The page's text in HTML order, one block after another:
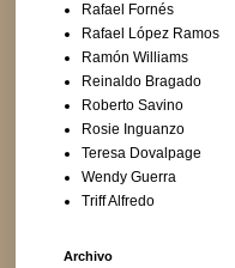
Rafael Fornés
Rafael López Ramos
Ramón Williams
Reinaldo Bragado
Roberto Savino
Rosie Inguanzo
Teresa Dovalpage
Wendy Guerra
Triff Alfredo
Archivo